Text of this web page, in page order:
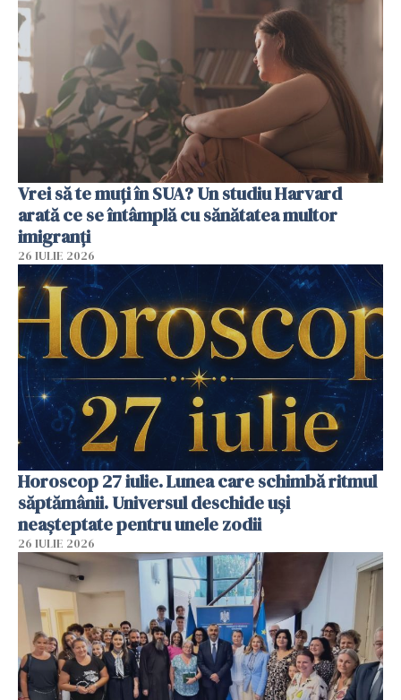
Vrei să te muți în SUA? Un studiu Harvard
arată ce se întâmplă cu sănătatea multor
imigranți
26 IULIE 2026
Horoscop 27 iulie. Lunea care schimbă ritmul
săptămânii. Universul deschide uși
neașteptate pentru unele zodii
26 IULIE 2026